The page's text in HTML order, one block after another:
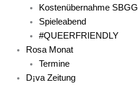
Kostenübernahme SBGG
Spieleabend
#QUEERFRIENDLY
Rosa Monat
Termine
D¡va Zeitung